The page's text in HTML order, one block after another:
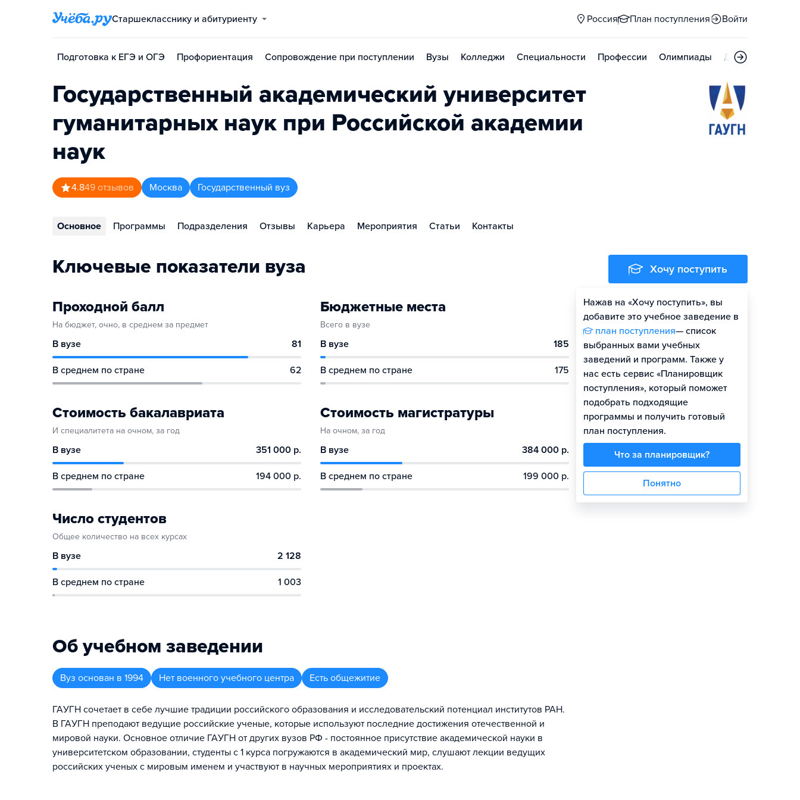
Старшекласснику и абитуриенту Россия План поступления Войти
Подготовка к ЕГЭ и ОГЭ Профориентация Сопровождение при поступлении Вузы Колледжи Специальности Профессии Олимпиады Дни открытых
Государственный академический университет
гуманитарных наук при Российской академии
наук
4.849 отзывов Москва Государственный вуз
Основное Программы Подразделения Отзывы Карьера Мероприятия Статьи Контакты
Ключевые показатели вуза
Проходной балл
На бюджет, очно, в среднем за предмет
В вузе 81
В среднем по стране 62
Бюджетные места
Всего в вузе
В вузе 185
В среднем по стране 175
Стоимость бакалавриата
И специалитета на очном, за год
В вузе 351 000 р.
В среднем по стране 194 000 р.
Стоимость магистратуры
На очном, за год
В вузе 384 000 р.
В среднем по стране 199 000 р.
Число студентов
Общее количество на всех курсах
В вузе 2 128
В среднем по стране 1 003
Об учебном заведении
Вуз основан в 1994 Нет военного учебного центра Есть общежитие
ГАУГН сочетает в себе лучшие традиции российского образования и исследовательский потенциал институтов РАН.
В ГАУГН преподают ведущие российские ученые, которые используют последние достижения отечественной и
мировой науки. Основное отличие ГАУГН от других вузов РФ - постоянное присутствие академической науки в
университетском образовании, студенты с 1 курса погружаются в академический мир, слушают лекции ведущих
российских ученых с мировым именем и участвуют в научных мероприятиях и проектах.
Хочу поступить
Нажав на «Хочу поступить», вы
добавите это учебное заведение в
план поступления— список
выбранных вами учебных
заведений и программ. Также у
нас есть сервис «Планировщик
поступления», который поможет
подобрать подходящие
программы и получить готовый
план поступления.
Что за планировщик?
Понятно
Оценить шансы